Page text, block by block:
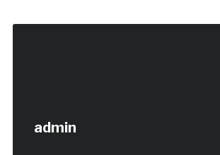
admin